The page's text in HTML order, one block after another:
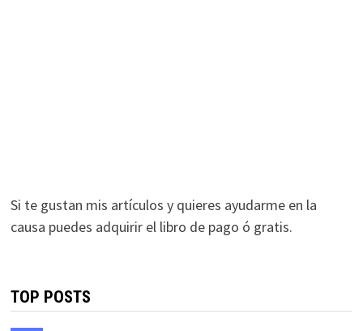
Si te gustan mis artículos y quieres ayudarme en la
causa puedes adquirir el libro de pago ó gratis.
TOP POSTS